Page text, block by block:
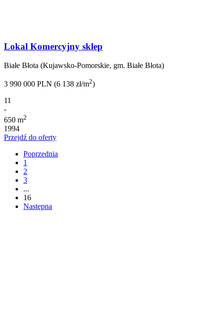
Lokal Komercyjny sklep
Białe Błota (Kujawsko-Pomorskie, gm. Białe Błota)
3 990 000 PLN (6 138 zł/m2)
11
-
650 m2
1994
Przejdź do oferty
Poprzednia
1
2
3
...
16
Następna